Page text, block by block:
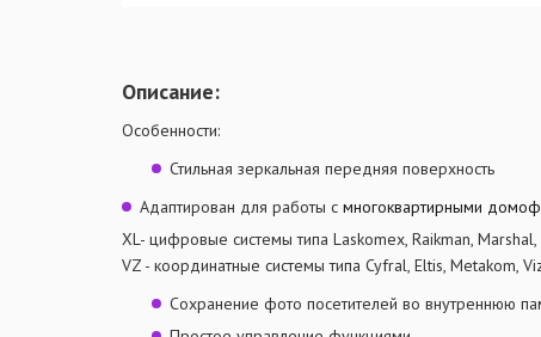
Описание:
Особенности:
Стильная зеркальная передняя поверхность
Адаптирован для работы с многоквартирными
XL- цифровые системы типа Laskomex, Raikman,
VZ - координатные системы типа Cyfral, Eltis, Metakom,
Сохранение фото посетителей во внутреннюю